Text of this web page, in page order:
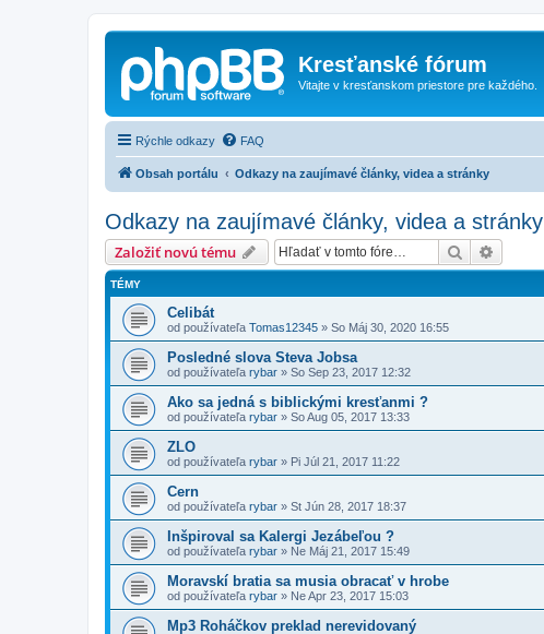
Kresťanské fórum
Vitajte v kresťanskom priestore pre každého.
Rýchle odkazy FAQ
Obsah portálu Odkazy na zaujímavé články, videa a stránky
Odkazy na zaujímavé články, videa a stránky
Založiť novú tému Hľadať
TÉMY
Celibát
od používateľa Tomas12345 » So Máj 30, 2020 16:55
Posledné slova Steva Jobsa
od používateľa rybar » So Sep 23, 2017 12:32
Ako sa jedná s biblickými kresťanmi ?
od používateľa rybar » So Aug 05, 2017 13:33
ZLO
od používateľa rybar » Pi Júl 21, 2017 11:22
Cern
od používateľa rybar » St Jún 28, 2017 18:37
Inšpiroval sa Kalergi Jezábeľou ?
od používateľa rybar » Ne Máj 21, 2017 15:49
Moravskí bratia sa musia obracať v hrobe
od používateľa rybar » Ne Apr 23, 2017 15:03
Mp3 Roháčkov preklad nerevidovaný